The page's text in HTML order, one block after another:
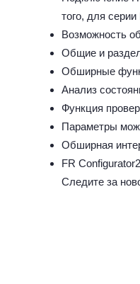
того, для
Возможность
Общие и
Обширные
Анализ
Функция
Параметры
Обширная
FR
Следите за